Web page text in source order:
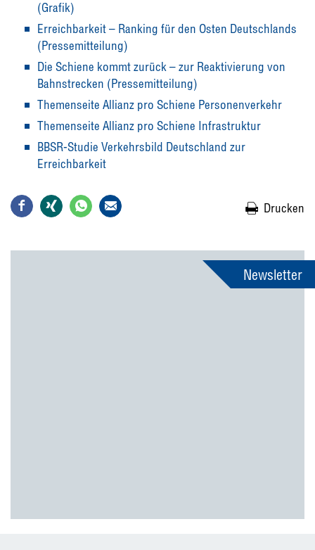
(Grafik)
Erreichbarkeit – Ranking für den Osten Deutschlands
(Pressemitteilung)
Die Schiene kommt zurück – zur Reaktivierung von
Bahnstrecken (Pressemitteilung)
Themenseite Allianz pro Schiene Personenverkehr
Themenseite Allianz pro Schiene Infrastruktur
BBSR-Studie Verkehrsbild Deutschland zur
Erreichbarkeit
Drucken
Newsletter